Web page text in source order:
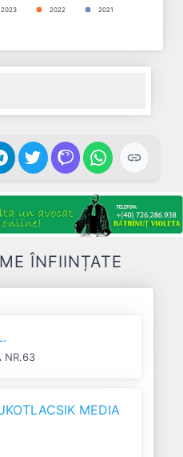
2023 2022
2021
ÎNFIINȚATE
NR.63
MEDIA